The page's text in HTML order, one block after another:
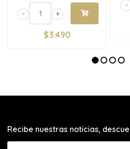
+
-
$3.490
-
Recibe nuestras noticias,